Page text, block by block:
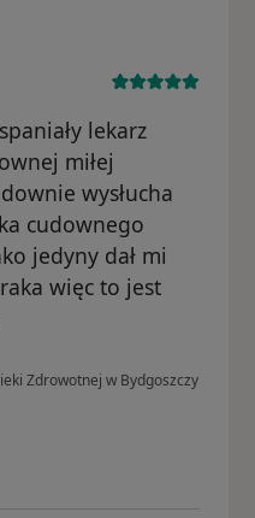
lekarz
miłej
wysłucha
cudownego
jedyny dał mi
więc to jest
Zdrowotnej w Bydgoszczy